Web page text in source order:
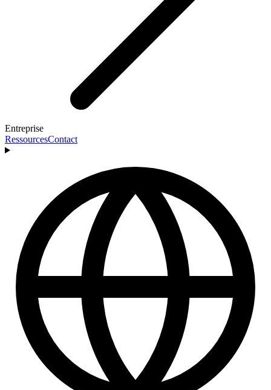
Entreprise
RessourcesContact